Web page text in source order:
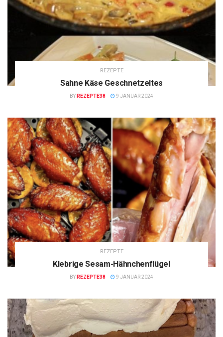
REZEPTE
Sahne Käse Geschnetzeltes
BY REZEPTE38 9 JANUAR 2024
REZEPTE
Klebrige Sesam-Hähnchenflügel
BY REZEPTE38 9 JANUAR 2024